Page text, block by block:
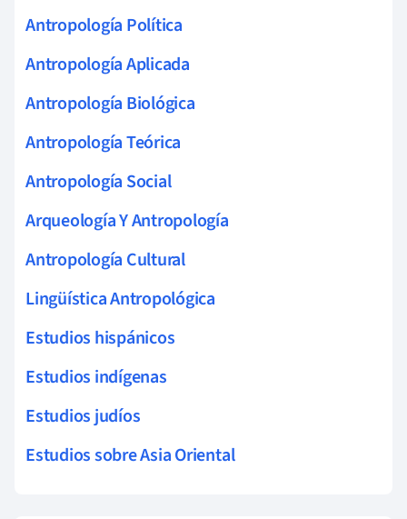
Antropología Política
Antropología Aplicada
Antropología Biológica
Antropología Teórica
Antropología Social
Arqueología Y Antropología
Antropología Cultural
Lingüística Antropológica
Estudios hispánicos
Estudios indígenas
Estudios judíos
Estudios sobre Asia Oriental